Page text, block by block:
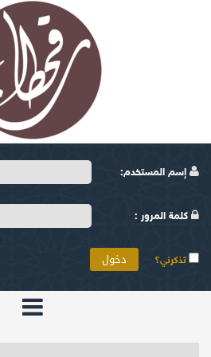
إسم المستخدم:
كلمة المرور :
تذكرني؟